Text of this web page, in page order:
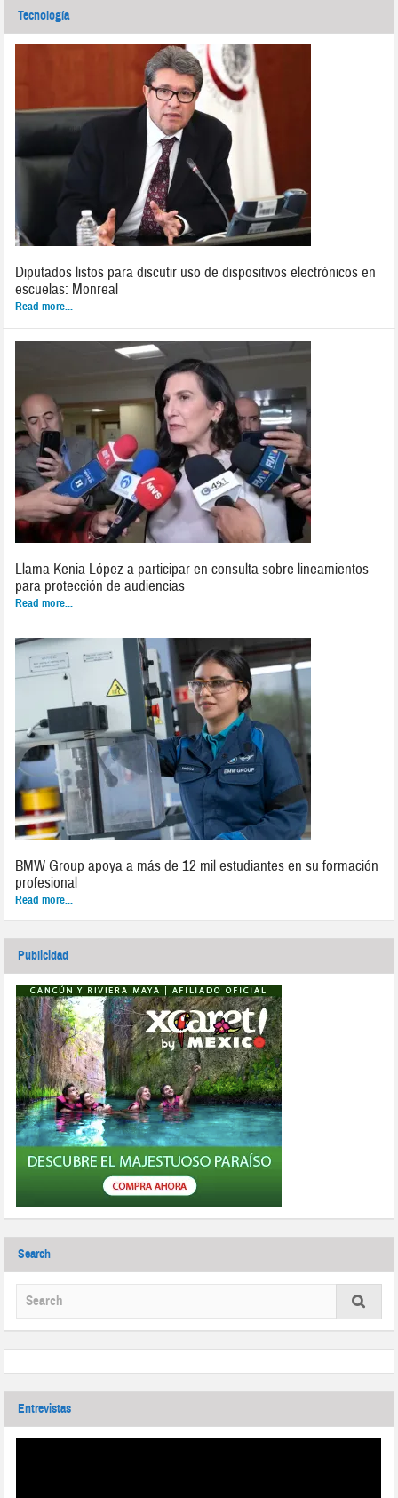
Tecnología
Diputados listos para discutir uso de dispositivos electrónicos en
escuelas: Monreal
Read more...
Llama Kenia López a participar en consulta sobre lineamientos
para protección de audiencias
Read more...
BMW Group apoya a más de 12 mil estudiantes en su formación
profesional
Read more...
Publicidad
Search
Entrevistas